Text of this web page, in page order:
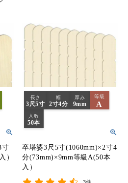
寸
）
長さ
3尺5寸
幅
2寸4分
厚み
9mm
等級
A
入数
50本
卒塔婆3尺5寸(1060mm)×2寸4
分(73mm)×9mm等級A(50本
入）